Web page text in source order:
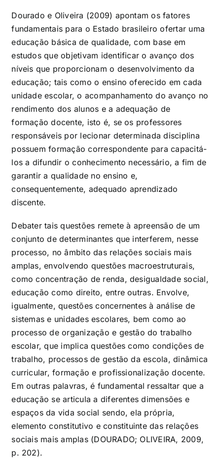
Dourado e Oliveira (2009) apontam os fatores
fundamentais para o Estado brasileiro ofertar uma
educação básica de qualidade, com base em
estudos que objetivam identificar o avanço dos
níveis que proporcionam o desenvolvimento da
educação; tais como o ensino oferecido em cada
unidade escolar, o acompanhamento do avanço no
rendimento dos alunos e a adequação de
formação docente, isto é, se os professores
responsáveis por lecionar determinada disciplina
possuem formação correspondente para capacitá-
los a difundir o conhecimento necessário, a fim de
garantir a qualidade no ensino e,
consequentemente, adequado aprendizado
discente.
Debater tais questões remete à apreensão de um
conjunto de determinantes que interferem, nesse
processo, no âmbito das relações sociais mais
amplas, envolvendo questões macroestruturais,
como concentração de renda, desigualdade social,
educação como direito, entre outras. Envolve,
igualmente, questões concernentes à análise de
sistemas e unidades escolares, bem como ao
processo de organização e gestão do trabalho
escolar, que implica questões como condições de
trabalho, processos de gestão da escola, dinâmica
curricular, formação e profissionalização docente.
Em outras palavras, é fundamental ressaltar que a
educação se articula a diferentes dimensões e
espaços da vida social sendo, ela própria,
elemento constitutivo e constituinte das relações
sociais mais amplas (DOURADO; OLIVEIRA, 2009,
p. 202).